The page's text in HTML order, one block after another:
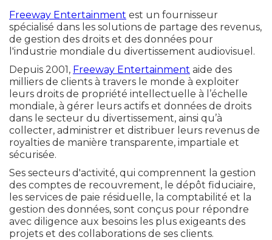
Freeway Entertainment est un fournisseur
spécialisé dans les solutions de partage des revenus,
de gestion des droits et des données pour
l'industrie mondiale du divertissement audiovisuel.
Depuis 2001, Freeway Entertainment aide des
milliers de clients à travers le monde à exploiter
leurs droits de propriété intellectuelle à l’échelle
mondiale, à gérer leurs actifs et données de droits
dans le secteur du divertissement, ainsi qu’à
collecter, administrer et distribuer leurs revenus de
royalties de manière transparente, impartiale et
sécurisée.
Ses secteurs d'activité, qui comprennent la gestion
des comptes de recouvrement, le dépôt fiduciaire,
les services de paie résiduelle, la comptabilité et la
gestion des données, sont conçus pour répondre
avec diligence aux besoins les plus exigeants des
projets et des collaborations de ses clients.